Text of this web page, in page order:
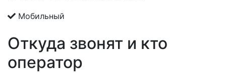
Мобильный
Откуда звонят и кто
оператор